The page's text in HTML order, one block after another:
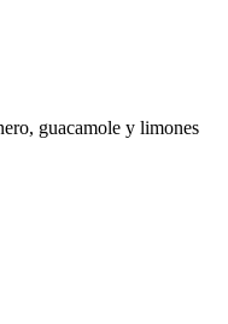
guacamole y limones